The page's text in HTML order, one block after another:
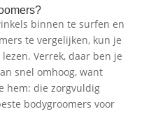
binnen te surfen en
te vergelijken, kun je
Verrek, daar ben je
snel omhoog, want
hem: die zorgvuldig
bodygroomers voor